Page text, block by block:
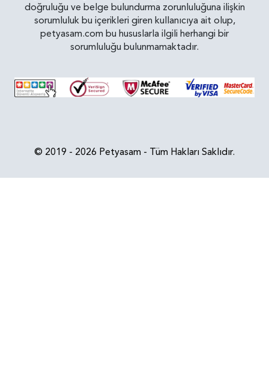
doğruluğu ve belge bulundurma zorunluluğuna ilişkin
sorumluluk bu içerikleri giren kullanıcıya ait olup,
petyasam.com bu hususlarla ilgili herhangi bir
sorumluluğu bulunmamaktadır.
© 2019 - 2026 Petyasam - Tüm Hakları Saklıdır.